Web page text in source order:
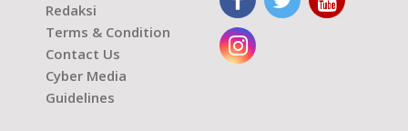
Redaksi
Terms & Condition
Contact Us
Cyber Media
Guidelines